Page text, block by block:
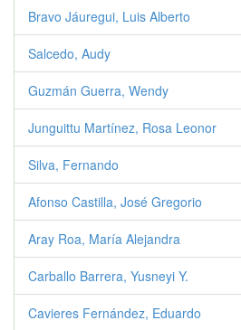
Bravo Jáuregui, Luis Alberto
Salcedo, Audy
Guzmán Guerra, Wendy
Junguittu Martínez, Rosa Leonor
Silva, Fernando
Afonso Castilla, José Gregorio
Aray Roa, María Alejandra
Carballo Barrera, Yusneyi Y.
Cavieres Fernández, Eduardo